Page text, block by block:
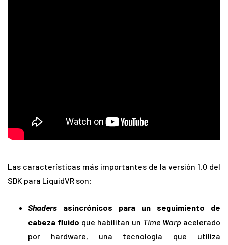
Las características más importantes de la versión 1.0 del
SDK para LiquidVR son:
Shaders asincrónicos para un seguimiento de
cabeza fluido que habilitan un Time Warp acelerado
por hardware, una tecnología que utiliza